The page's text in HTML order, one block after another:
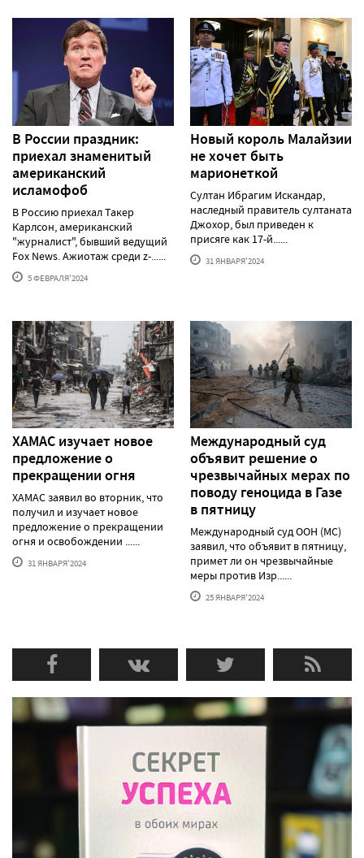
В России праздник:
приехал знаменитый
американский
исламофоб
В Россию приехал Такер
Карлсон, американский
"журналист", бывший ведущий
Fox News. Ажиотаж среди z-......
5 ФЕВРАЛЯ'2024
Новый король Малайзии
не хочет быть
марионеткой
Султан Ибрагим Искандар,
наследный правитель султаната
Джохор, был приведен к
присяге как 17-й......
31 ЯНВАРЯ'2024
ХАМАС изучает новое
предложение о
прекращении огня
ХАМАС заявил во вторник, что
получил и изучает новое
предложение о прекращении
огня и освобождении ......
31 ЯНВАРЯ'2024
Международный суд
объявит решение о
чрезвычайных мерах по
поводу геноцида в Газе
в пятницу
Международный суд ООН (МС)
заявил, что объявит в пятницу,
примет ли он чрезвычайные
меры против Изр......
25 ЯНВАРЯ'2024